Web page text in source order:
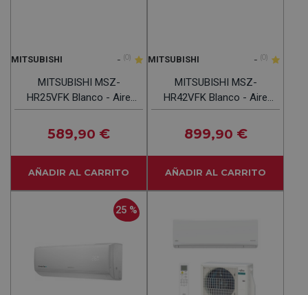
MITSUBISHI - (0)
MITSUBISHI MSZ-
HR25VFK Blanco - Aire
Acondicionado Split 2150
Frig Y 2709 Kcal
589,90 €
AÑADIR AL CARRITO
MITSUBISHI - (0)
MITSUBISHI MSZ-
HR42VFK Blanco - Aire
Acondicionado Split 3612
Frig Y 4042 Kcal
899,90 €
AÑADIR AL CARRITO
25 %